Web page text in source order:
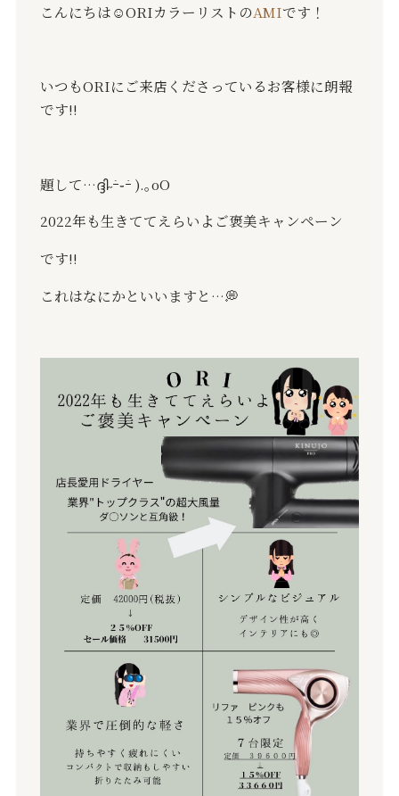
こんにちは☺️ORIカラーリストのAMIです！
いつもORIにご来店くださっているお客様に朗報
です!!
題して…ദ്ദി˶ｰ̀֊ｰ́ ).｡oO
2022年も生きててえらいよ ご褒美キャンペーン
です‼️
これはなにかといいますと …💭